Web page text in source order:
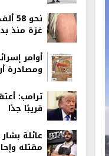
غزة منذ
أوامر
ومصادرة
ترامب:
قريبًا جدًا
عائلة
مقتله